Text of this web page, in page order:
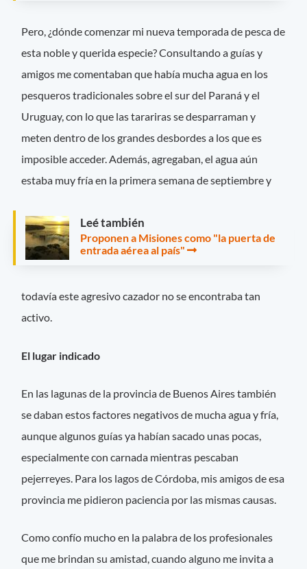
Pero, ¿dónde comenzar mi nueva temporada de pesca de
esta noble y querida especie? Consultando a guías y
amigos me comentaban que había mucha agua en los
pesqueros tradicionales sobre el sur del Paraná y el
Uruguay, con lo que las tarariras se desparraman y
meten dentro de los grandes desbordes a los que es
imposible acceder. Además, agregaban, el agua aún
estaba muy fría en la primera semana de septiembre y
Leé también
Proponen a Misiones como "la puerta de
entrada aérea al país"
todavía este agresivo cazador no se encontraba tan
activo.
El lugar indicado
En las lagunas de la provincia de Buenos Aires también
se daban estos factores negativos de mucha agua y fría,
aunque algunos guías ya habían sacado unas pocas,
especialmente con carnada mientras pescaban
pejerreyes. Para los lagos de Córdoba, mis amigos de esa
provincia me pidieron paciencia por las mismas causas.
Como confío mucho en la palabra de los profesionales
que me brindan su amistad, cuando alguno me invita a